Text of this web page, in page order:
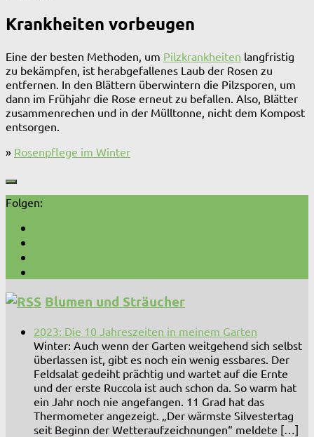
Krankheiten vorbeugen
Eine der besten Methoden, um Pilzkrankheiten langfristig
zu bekämpfen, ist herabgefallenes Laub der Rosen zu
entfernen. In den Blättern überwintern die Pilzsporen, um
dann im Frühjahr die Rose erneut zu befallen. Also, Blätter
zusammenrechen und in der Mülltonne, nicht dem Kompost
entsorgen.
» Rosenpflege im Winter
Folgen:
Blumen und Sträucher
2023: Die 10 Jahreszeiten in meinem Garten
Winter: Auch wenn der Garten weitgehend sich selbst
überlassen ist, gibt es noch ein wenig essbares. Der
Feldsalat gedeiht prächtig und wartet auf die Ernte
und der erste Ruccola ist auch schon da. So warm hat
ein Jahr noch nie angefangen. 11 Grad hat das
Thermometer angezeigt. „Der wärmste Silvestertag
seit Beginn der Wetteraufzeichnungen“ meldete […]